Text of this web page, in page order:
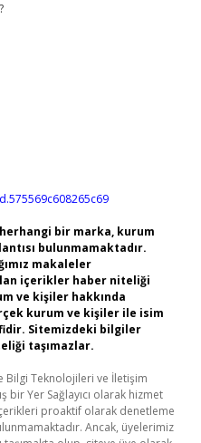
bir marka, kurum
bulunmamaktadır.
makaleler
içerikler haber niteliği
ve kişiler hakkında
kurum ve kişiler ile isim
Sitemizdeki bilgiler
taşımazlar.
Bilgi Teknolojileri ve İletişim
bir Yer Sağlayıcı olarak hizmet
proaktif olarak denetleme
Ancak, üyelerimiz